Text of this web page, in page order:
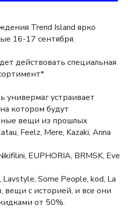
Trend Island ярко
16-17 сентября.
действовать специальная
универмаг устраивает
котором будут
вещи из прошлых
Feelz, Mere, Kazaki, Anna
EUPHORIA, BRMSK, Eve
Some People, kod, La
вещи с историей, и все они
от 50%.